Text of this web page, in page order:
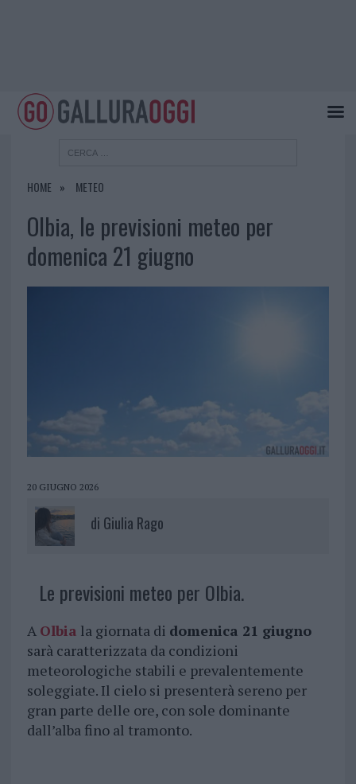
HOME METEO
Olbia, le previsioni meteo per
domenica 21 giugno
20 GIUGNO 2026
di Giulia Rago
Le previsioni meteo per Olbia.
A Olbia la giornata di domenica 21 giugno
sarà caratterizzata da condizioni
meteorologiche stabili e prevalentemente
soleggiate. Il cielo si presenterà sereno per
gran parte delle ore, con sole dominante
dall’alba fino al tramonto.